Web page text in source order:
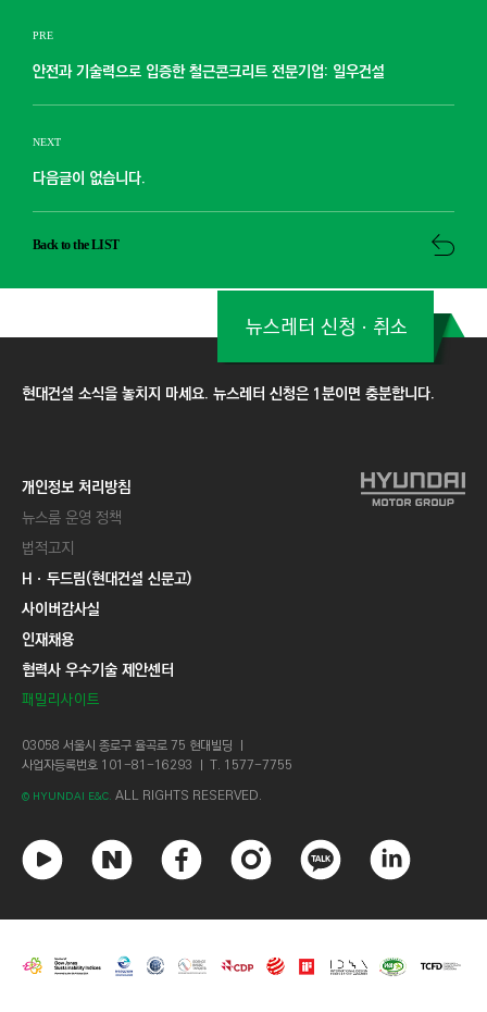
PRE
안전과 기술력으로 입증한 철근콘크리트 전문기업: 일우건설
NEXT
다음글이 없습니다.
Back to the LIST
현대건설 소식을 놓치지 마세요. 뉴스레터 신청은 1분이면 충분합니다.
뉴스레터 신청ㆍ취소
개인정보 처리방침
뉴스룸 운영 정책
법적고지
Hㆍ두드림(현대건설 신문고)
사이버감사실
인재채용
협력사 우수기술 제안센터
패밀리사이트
03058 서울시 종로구 율곡로 75 현대빌딩 ㅣ
사업자등록번호 101-81-16293 ㅣ T. 1577-7755
© HYUNDAI E&C. ALL RIGHTS RESERVED.
튜
브
이
이
스
북
스
타
카
오
톡
크
드
인